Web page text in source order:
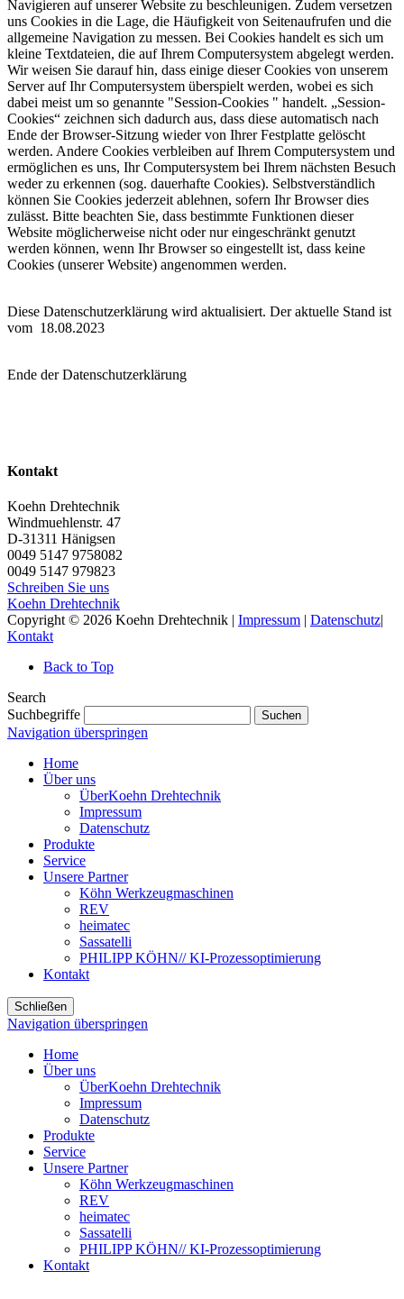
Navigieren auf unserer Website zu beschleunigen. Zudem versetzen
uns Cookies in die Lage, die Häufigkeit von Seitenaufrufen und die
allgemeine Navigation zu messen. Bei Cookies handelt es sich um
kleine Textdateien, die auf Ihrem Computersystem abgelegt werden.
Wir weisen Sie darauf hin, dass einige dieser Cookies von unserem
Server auf Ihr Computersystem überspielt werden, wobei es sich
dabei meist um so genannte "Session-Cookies " handelt. „Session-
Cookies“ zeichnen sich dadurch aus, dass diese automatisch nach
Ende der Browser-Sitzung wieder von Ihrer Festplatte gelöscht
werden. Andere Cookies verbleiben auf Ihrem Computersystem und
ermöglichen es uns, Ihr Computersystem bei Ihrem nächsten Besuch
weder zu erkennen (sog. dauerhafte Cookies). Selbstverständlich
können Sie Cookies jederzeit ablehnen, sofern Ihr Browser dies
zulässt. Bitte beachten Sie, dass bestimmte Funktionen dieser
Website möglicherweise nicht oder nur eingeschränkt genutzt
werden können, wenn Ihr Browser so eingestellt ist, dass keine
Cookies (unserer Website) angenommen werden.
Diese Datenschutzerklärung wird aktualisiert. Der aktuelle Stand ist
vom 18.08.2023
Ende der Datenschutzerklärung
Kontakt
Koehn Drehtechnik
Windmuehlenstr. 47
D-31311 Hänigsen
0049 5147 9758082
0049 5147 979823
Schreiben Sie uns
Koehn Drehtechnik
Copyright © 2026 Koehn Drehtechnik | Impressum | Datenschutz|
Kontakt
Back to Top
Search
Suchbegriffe
Suchen
Navigation überspringen
Home
Über uns
ÜberKoehn Drehtechnik
Impressum
Datenschutz
Produkte
Service
Unsere Partner
Köhn Werkzeugmaschinen
REV
heimatec
Sassatelli
PHILIPP KÖHN// KI-Prozessoptimierung
Kontakt
Schließen
Navigation überspringen
Home
Über uns
ÜberKoehn Drehtechnik
Impressum
Datenschutz
Produkte
Service
Unsere Partner
Köhn Werkzeugmaschinen
REV
heimatec
Sassatelli
PHILIPP KÖHN// KI-Prozessoptimierung
Kontakt